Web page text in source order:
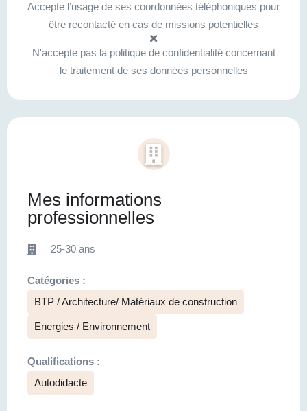
Accepte l’usage de ses coordonnées téléphoniques pour
être recontacté en cas de missions potentielles
N'accepte pas la politique de confidentialité concernant
le traitement de ses données personnelles
Mes informations
professionnelles
25-30 ans
Catégories :
BTP / Architecture/ Matériaux de construction
Energies / Environnement
Qualifications :
Autodidacte